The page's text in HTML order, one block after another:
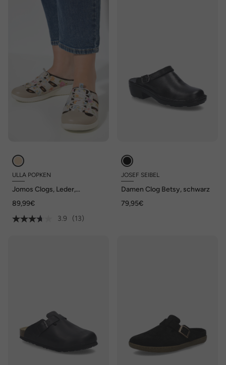
ULLA POPKEN
Jomos Clogs, Leder,
Weite H
89,99€
3.9
(13)
JOSEF SEIBEL
Damen Clog Betsy, schwarz
79,95€